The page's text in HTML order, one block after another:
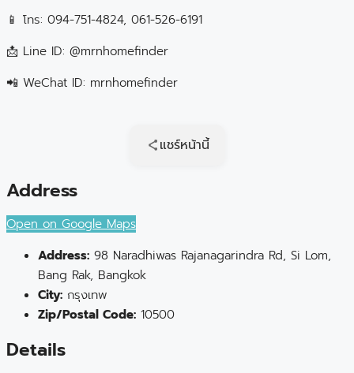
📱 โทร: 094-751-4824, 061-526-6191
📩 Line ID: @mrnhomefinder
📲 WeChat ID: mrnhomefinder
แชร์หน้านี้
Address
Open on Google Maps
Address: 98 Naradhiwas Rajanagarindra Rd, Si Lom,
Bang Rak, Bangkok
City: กรุงเทพ
Zip/Postal Code: 10500
Details